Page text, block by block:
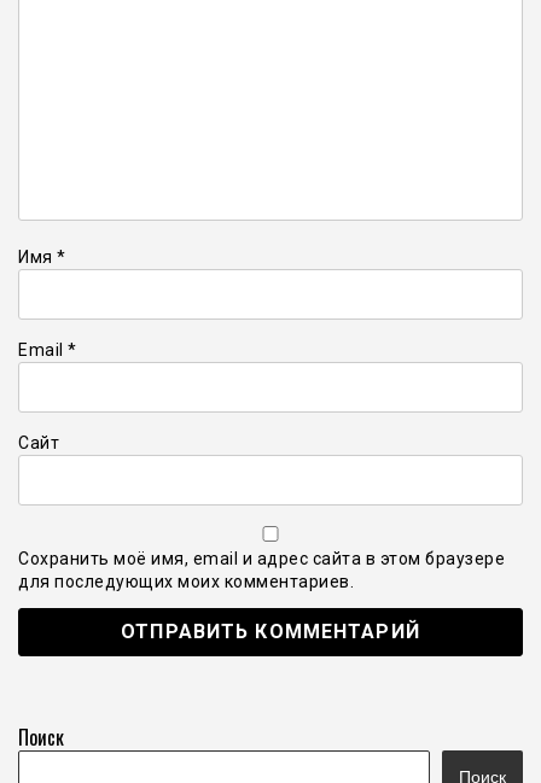
Имя *
Email *
Сайт
Сохранить моё имя, email и адрес сайта в этом браузере
для последующих моих комментариев.
Поиск
Поиск